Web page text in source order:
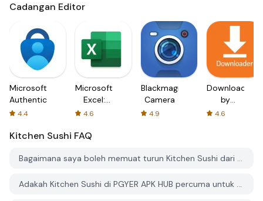
Cadangan Editor
Microsoft
Authenticator
4.4
Microsoft
Excel:
Spreadsheets
4.6
Blackmagic
Camera
4.9
Downloader
by
AFTVnews
4.6
Kitchen Sushi FAQ
Bagaimana saya boleh memuat turun Kitchen Sushi dari PGYER APK HUB?
Adakah Kitchen Sushi di PGYER APK HUB percuma untuk dimuat turun?